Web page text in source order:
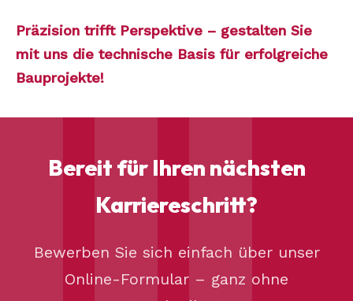
Präzision trifft Perspektive – gestalten Sie
mit uns die technische Basis für erfolgreiche
Bauprojekte!
Bereit für Ihren nächsten
Karriereschritt?
Bewerben Sie sich einfach über unser
Online-Formular – ganz ohne